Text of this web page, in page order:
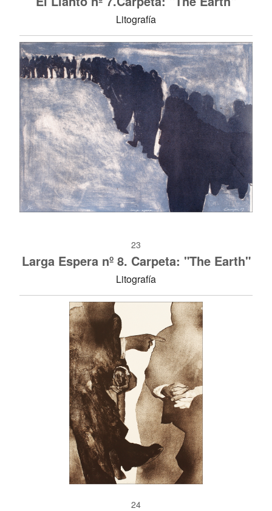
Litografía
23
Larga Espera nº 8. Carpeta: "The Earth"
Litografía
24